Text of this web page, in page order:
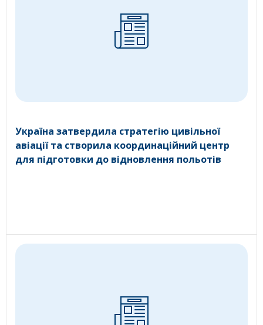
Україна затвердила стратегію цивільної
авіації та створила координаційний центр
для підготовки до відновлення польотів